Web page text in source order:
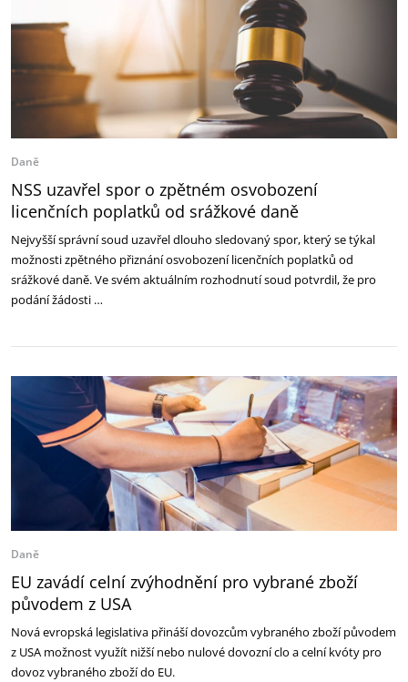
Daně
NSS uzavřel spor o zpětném osvobození
licenčních poplatků od srážkové daně
Nejvyšší správní soud uzavřel dlouho sledovaný spor, který se týkal
možnosti zpětného přiznání osvobození licenčních poplatků od
srážkové daně. Ve svém aktuálním rozhodnutí soud potvrdil, že pro
podání žádosti …
Daně
EU zavádí celní zvýhodnění pro vybrané zboží
původem z USA
Nová evropská legislativa přináší dovozcům vybraného zboží původem
z USA možnost využít nižší nebo nulové dovozní clo a celní kvóty pro
dovoz vybraného zboží do EU.